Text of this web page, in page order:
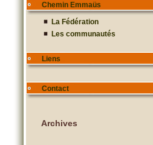
Chemin Emmaüs
La Fédération
Les communautés
Liens
Contact
Archives